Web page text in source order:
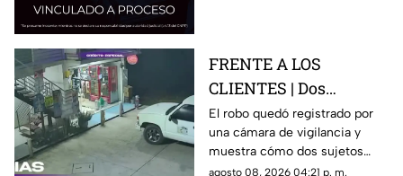
FRENTE A LOS
CLIENTES | Dos
hombres enc4ñonan a
conductor y se llevan
su camioneta
El robo quedó registrado por
una cámara de vigilancia y
muestra cómo dos sujetos
obligaron a un conductor y a
agosto 08, 2026 04:21 p. m.